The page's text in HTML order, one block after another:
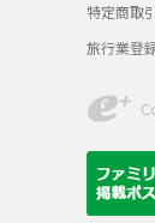
特定商取
旅行業登